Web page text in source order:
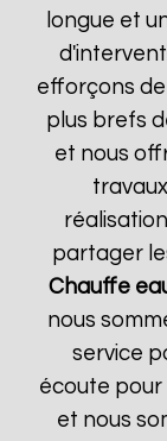
longue et
efforçons
plus brefs
et nous
partager
Chauffe
nous
service
écoute pour
et nous